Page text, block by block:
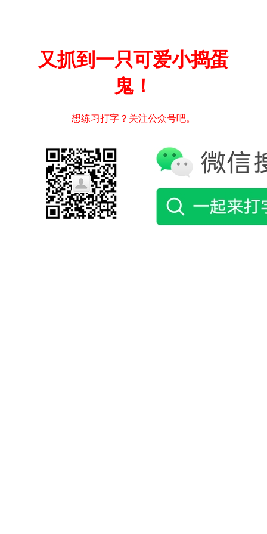
又抓到一只可爱小捣蛋
鬼！
想练习打字？关注公众号吧。